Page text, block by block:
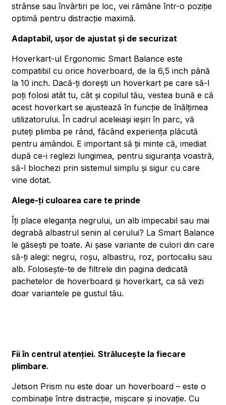
strânse sau învârtiri pe loc, vei rămâne într-o poziție
optimă pentru distracție maximă.
Adaptabil, ușor de ajustat și de securizat
Hoverkart-ul Ergonomic Smart Balance este
compatibil cu orice hoverboard, de la 6,5 inch până
la 10 inch. Dacă-ți dorești un hoverkart pe care să-l
poți folosi atât tu, cât și copilul tău, vestea bună e că
acest hoverkart se ajustează în funcție de înălțimea
utilizatorului. În cadrul aceleiași ieșiri în parc, vă
puteți plimba pe rând, făcând experiența plăcută
pentru amândoi. E important să ții minte că, imediat
după ce-i reglezi lungimea, pentru siguranța voastră,
să-l blochezi prin sistemul simplu și sigur cu care
vine dotat.
Alege-ți culoarea care te prinde
Îți place eleganța negrului, un alb impecabil sau mai
degrabă albastrul senin al cerului? La Smart Balance
le găsești pe toate. Ai șase variante de culori din care
să-ți alegi: negru, roșu, albastru, roz, portocaliu sau
alb. Folosește-te de filtrele din pagina dedicată
pachetelor de hoverboard și hoverkart, ca să vezi
doar variantele pe gustul tău.
Fii în centrul atenției. Strălucește la fiecare
plimbare.
Jetson Prism nu este doar un hoverboard – este o
combinație între distracție, mișcare și inovație. Cu